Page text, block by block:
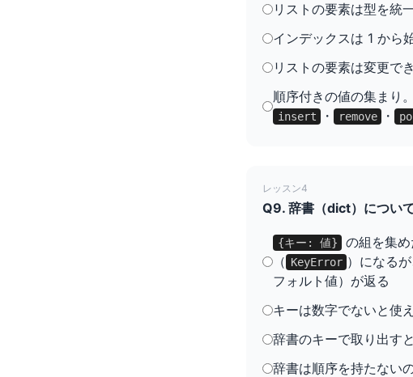
リストの要素は型を統
インデックスは 1 から
リストの要素は変更で
順序付きの値の集まり。
insert ・ remove ・
レッスン4
Q9. 辞書（dict）につい
{キー: 値} の組を集
（ KeyError ）になる
フォルト値）が返る
キーは数字でないと使
辞書のキーで取り出す
辞書は順序を持たない